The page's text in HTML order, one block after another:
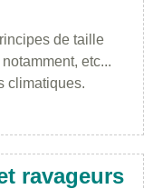
de taille
etc...
climatiques.
ravageurs